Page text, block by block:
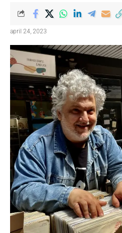
april 24, 2023